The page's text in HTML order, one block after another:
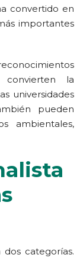
convertido en
importantes
s
la
universidades
pueden
ambientales,
categorías.